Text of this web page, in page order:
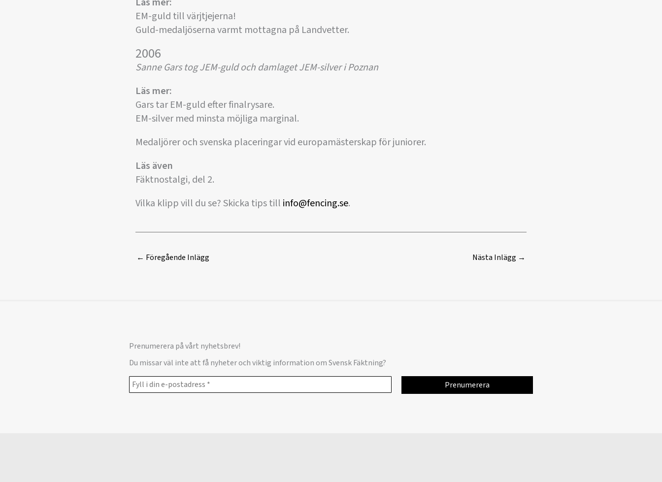
EM-guld till värjtjejerna!
Guld-medaljöserna varmt mottagna på Landvetter.
2006
Sanne Gars tog JEM-guld och damlaget JEM-silver i Poznan
Läs mer:
Gars tar EM-guld efter finalrysare.
EM-silver med minsta möjliga marginal.
Medaljörer och svenska placeringar vid europamästerskap för juniorer.
Läs även
Fäktnostalgi, del 2.
Vilka klipp vill du se? Skicka tips till info@fencing.se.
← Föregående Inlägg Nästa Inlägg →
Prenumerera på vårt nyhetsbrev!
Du missar väl inte att få nyheter och viktig information om Svensk Fäktning?